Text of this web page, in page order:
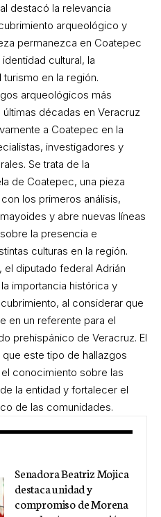
destacó la relevancia
arqueológico y
permanezca en Coatepec
cultural, la
en la región.
arqueológicos más
décadas en Veracruz
a Coatepec en la
investigadores y
Se trata de la
de Coatepec, una pieza
los primeros análisis,
y abre nuevas líneas
la presencia e
culturas en la región.
el diputado federal Adrián
importancia histórica y
al considerar que
en un referente para el
prehispánico de Veracruz. El
este tipo de hallazgos
conocimiento sobre las
la entidad y fortalecer el
de las comunidades.
Senadora Beatriz Mojica
destaca unidad y
compromiso de Morena